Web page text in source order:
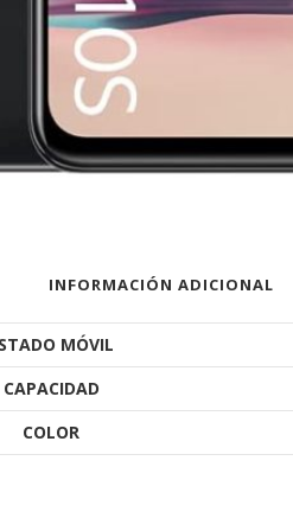
INFORMACIÓN ADICIONAL
MÓVIL
CAPACIDAD
COLOR